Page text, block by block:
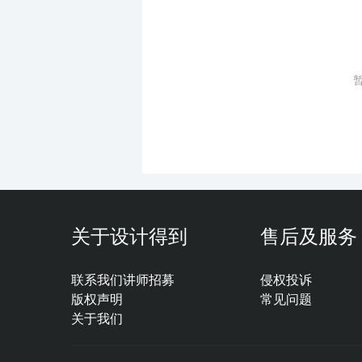
关于设计得到
联系我们
版权声明
关于我们
讲师招募
售后及服务
侵权投诉
常见问题